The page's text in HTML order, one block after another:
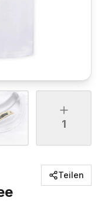
1
Teilen